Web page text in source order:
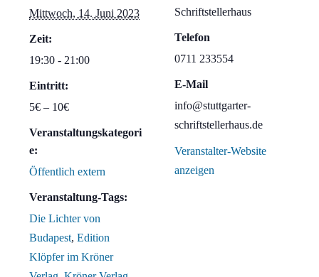
Mittwoch, 14. Juni 2023
Zeit:
19:30 - 21:00
Eintritt:
5€ – 10€
Veranstaltungskategori
e:
Öffentlich extern
Veranstaltung-Tags:
Die Lichter von
Budapest, Edition
Klöpfer im Kröner
Schriftstellerhaus
Telefon
0711 233554
E-Mail
info@stuttgarter-
schriftstellerhaus.de
Veranstalter-Website
anzeigen